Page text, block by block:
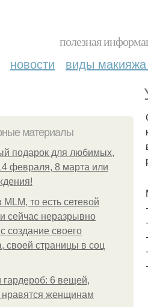
полезная
новости виды макияжа
материалы
подарок для любимых,
февраля, 8 марта или
MLM, то есть сетевой
сейчас неразрывно
создание своего
своей страницы в соц
гардероб: 6 вещей,
нравятся женщинам